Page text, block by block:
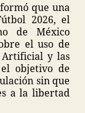
que una
2026, el
de México
el uso de
Artificial y las
objetivo de
sin que
a la libertad